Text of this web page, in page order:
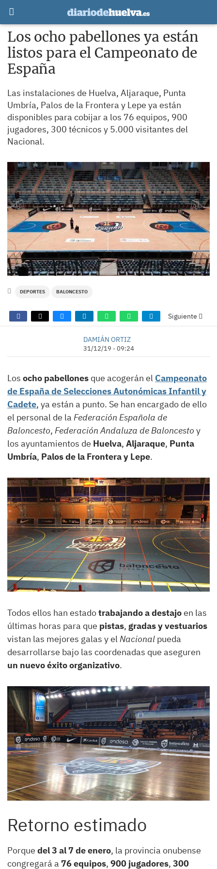
Los ocho pabellones ya están
listos para el Campeonato de
España
Las instalaciones de Huelva, Aljaraque, Punta
Umbría, Palos de la Frontera y Lepe ya están
disponibles para cobijar a los 76 equipos, 900
jugadores, 300 técnicos y 5.000 visitantes del
Nacional.
DEPORTES BALONCESTO
Siguiente
DAMIÁN ORTIZ
31/12/19 - 09:24
Los ocho pabellones que acogerán el Campeonato
de España de Selecciones Autonómicas Infantil y
Cadete, ya están a punto. Se han encargado de ello
el personal de la Federación Española de
Baloncesto, Federación Andaluza de Baloncesto y
los ayuntamientos de Huelva, Aljaraque, Punta
Umbría, Palos de la Frontera y Lepe.
Todos ellos han estadotrabajando a destajoen las
últimas horas para que pistas, gradas y vestuarios
vistan las mejores galas y elNacional pueda
desarrollarse bajo las coordenadas que aseguren
un nuevo éxito organizativo.
Retorno estimado
Porque del 3 al 7 de enero, la provincia onubense
congregará a 76 equipos, 900 jugadores, 300